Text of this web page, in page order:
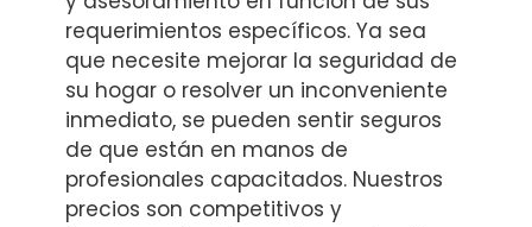
requerimientos específicos. Ya sea
que necesite mejorar la seguridad de
su hogar o resolver un inconveniente
inmediato, se pueden sentir seguros
de que están en manos de
profesionales capacitados. Nuestros
precios son competitivos y